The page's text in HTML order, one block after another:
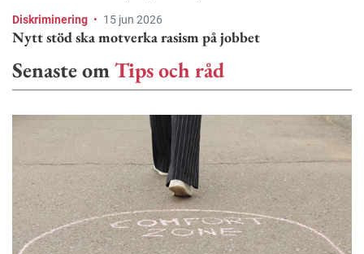
Diskriminering • 15 jun 2026
Nytt stöd ska motverka rasism på jobbet
Senaste omTips och råd